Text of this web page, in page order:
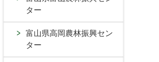
ター
富山県高岡農林振興セン
ター